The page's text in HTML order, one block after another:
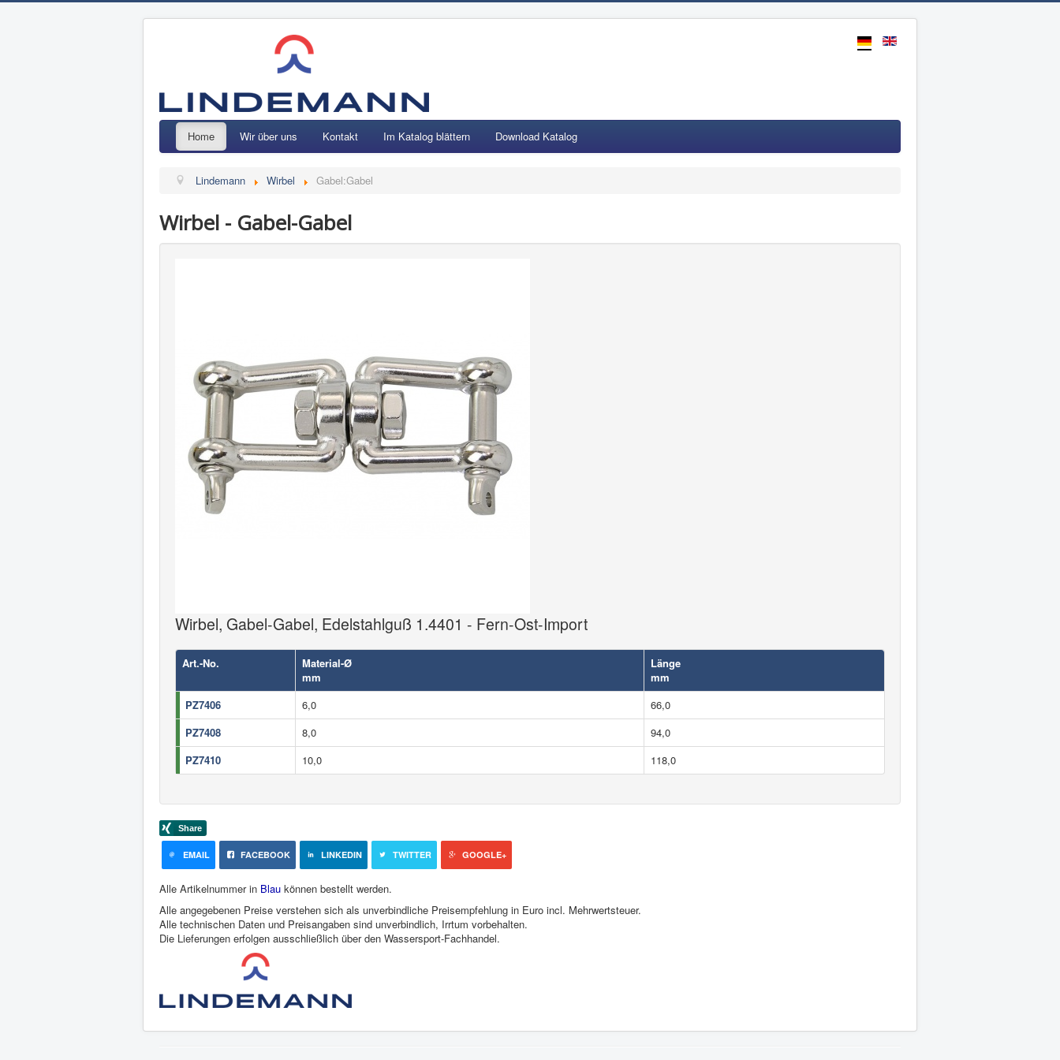
Home Wir über uns Kontakt Im Katalog blättern Download Katalog
Lindemann Wirbel Gabel:Gabel
Wirbel - Gabel-Gabel
Wirbel, Gabel-Gabel, Edelstahlguß 1.4401 - Fern-Ost-Import
Art.-No.
Material-Ø
mm
Länge
mm
PZ7406
6,0
66,0
PZ7408
8,0
94,0
PZ7410
10,0 118,0
EMAIL FACEBOOK LINKEDIN TWITTER GOOGLE+
Alle Artikelnummer in Blau können bestellt werden.
Alle angegebenen Preise verstehen sich als unverbindliche Preisempfehlung in Euro incl. Mehrwertsteuer.
Alle technischen Daten und Preisangaben sind unverbindlich, Irrtum vorbehalten.
Die Lieferungen erfolgen ausschließlich über den Wassersport-Fachhandel.